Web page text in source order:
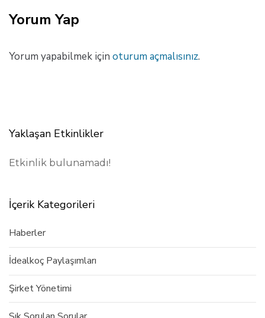
e
i
M
k
Yorum Yap
Yorum yapabilmek için oturum açmalısınız.
Yaklaşan Etkinlikler
Etkinlik bulunamadı!
İçerik Kategorileri
Haberler
İdealkoç Paylaşımları
Şirket Yönetimi